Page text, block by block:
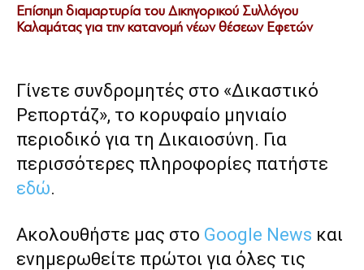
Επίσημη διαμαρτυρία του Δικηγορικού Συλλόγου
Καλαμάτας για την κατανομή νέων θέσεων Εφετών
Γίνετε συνδρομητές στο «Δικαστικό
Ρεπορτάζ», το κορυφαίο μηνιαίο
περιοδικό για τη Δικαιοσύνη. Για
περισσότερες πληροφορίες πατήστε
εδώ.
Ακολουθήστε μας στο Google News και
ενημερωθείτε πρώτοι για όλες τις